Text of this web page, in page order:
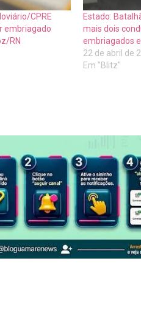
CPRE
embriagado
RN
Estado:
mais dois
embriagados
22 de abril de
Em "Blitz"